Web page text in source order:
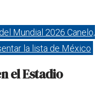
Mundial 2026 Canelo,
la lista de México
el Estadio